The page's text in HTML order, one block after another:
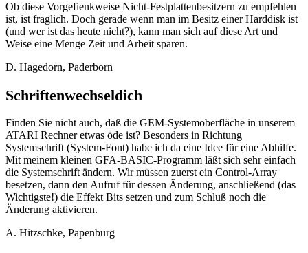
Ob diese Vorgefienkweise Nicht-Festplattenbesitzern zu empfehlen
ist, ist fraglich. Doch gerade wenn man im Besitz einer Harddisk ist
(und wer ist das heute nicht?), kann man sich auf diese Art und
Weise eine Menge Zeit und Arbeit sparen.
D. Hagedorn, Paderborn
Schriftenwechseldich
Finden Sie nicht auch, daß die GEM-Systemoberfläche in unserem
ATARI Rechner etwas öde ist? Besonders in Richtung
Systemschrift (System-Font) habe ich da eine Idee für eine Abhilfe.
Mit meinem kleinen GFA-BASIC-Programm läßt sich sehr einfach
die Systemschrift ändern. Wir müssen zuerst ein Control-Array
besetzen, dann den Aufruf für dessen Änderung, anschließend (das
Wichtigste!) die Effekt Bits setzen und zum Schluß noch die
Änderung aktivieren.
A. Hitzschke, Papenburg